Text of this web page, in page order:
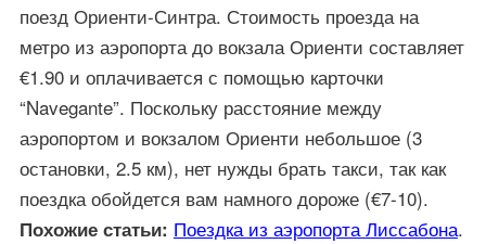
поезд Ориенти-Синтра. Стоимость проезда на
метро из аэропорта до вокзала Ориенти составляет
€1.90 и оплачивается с помощью карточки
“Navegante”. Поскольку расстояние между
аэропортом и вокзалом Ориенти небольшое (3
остановки, 2.5 км), нет нужды брать такси, так как
поездка обойдется вам намного дороже (€7-10).
Похожие статьи: Поездка из аэропорта Лиссабона.